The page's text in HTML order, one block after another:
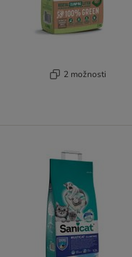
2 možnosti